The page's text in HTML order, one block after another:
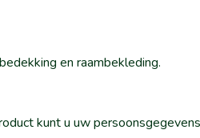
en raambekleding.
kunt u uw